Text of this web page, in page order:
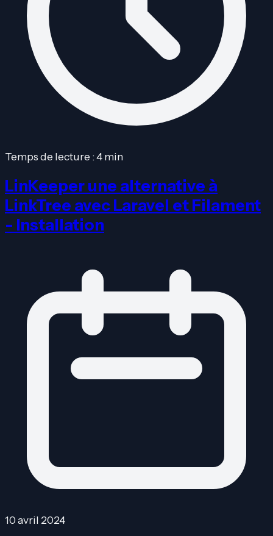
Temps de lecture : 4 min
LinKeeper une alternative à
LinkTree avec Laravel et Filament
- Installation
10 avril 2024